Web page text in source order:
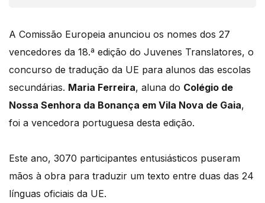
A Comissão Europeia anunciou os nomes dos 27
vencedores da 18.ª edição do Juvenes Translatores, o
concurso de tradução da UE para alunos das escolas
secundárias. Maria Ferreira, aluna do Colégio de
Nossa Senhora da Bonança em Vila Nova de Gaia,
foi a vencedora portuguesa desta edição.
Este ano, 3070 participantes entusiásticos puseram
mãos à obra para traduzir um texto entre duas das 24
línguas oficiais da UE.